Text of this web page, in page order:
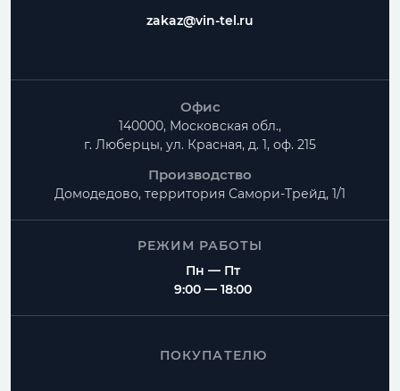
zakaz@vin-tel.ru
Офис
140000, Московская обл.,
г. Люберцы, ул. Красная, д. 1, оф. 215
Производство
Домодедово, территория Самори-Трейд, 1/1
РЕЖИМ РАБОТЫ
Пн — Пт
9:00 — 18:00
ПОКУПАТЕЛЮ